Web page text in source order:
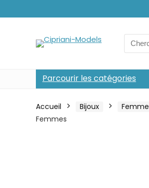
Search
for:
Parcourir les catégories
Accueil Bijoux Femme
Femmes